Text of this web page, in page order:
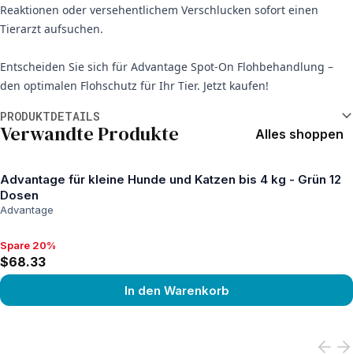
Reaktionen oder versehentlichem Verschlucken sofort einen
Tierarzt aufsuchen.
Entscheiden Sie sich für Advantage Spot-On Flohbehandlung –
den optimalen Flohschutz für Ihr Tier. Jetzt kaufen!
PRODUKTDETAILS
Verwandte Produkte Alles shoppen
Advantage für kleine Hunde und Katzen bis 4 kg - Grün 12
Dosen
Advantage
Spare 20%, $68.33
Spare 20%
$68.33
In den Warenkorb